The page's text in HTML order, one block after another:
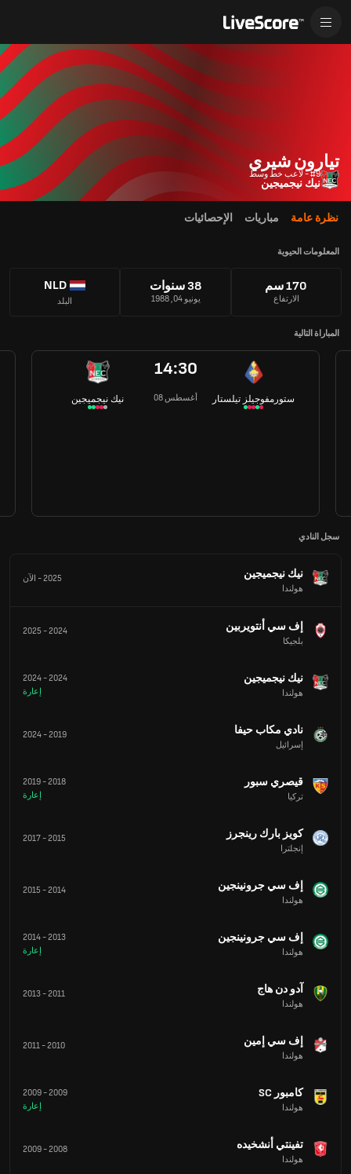
تيارون شيري
#9 - لاعب خط وسط
نيك نيجميجين
نظرة عامة مباريات الإحصائيات
المعلومات الحيوية
170 سم
الارتفاع
38 سنوات
يونيو 04, 1988
NLD
البلد
المباراة التالية
نيك نيجميجين
14:30
08 أغسطس ستورمفوجيلز تيلستار
سجل النادي
نيك نيجميجين
هولندا
2025
- الآن
إف سي أنتويربين
بلجيكا
2024
-
2025
نيك نيجميجين
هولندا
2024
-
2024
إعارة
نادي مكاب حيفا
إسرائيل
2019
-
2024
قيصري سبور
تركيا
2018
-
2019
إعارة
كويز بارك رينجرز
إنجلترا
2015
-
2017
إف سي جرونينجين
هولندا
2014
-
2015
إف سي جرونينجين
هولندا
2013
-
2014
إعارة
آدو دن هاج
هولندا
2011
-
2013
إف سي إمين
هولندا
2010
-
2011
كامبور SC
هولندا
2009
-
2009
إعارة
تفينتي أنشخيده
هولندا
2008
-
2009